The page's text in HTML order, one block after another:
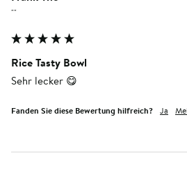
""
Rice Tasty Bowl
Sehr lecker 😋
Fanden Sie diese Bewertung hilfreich? Ja